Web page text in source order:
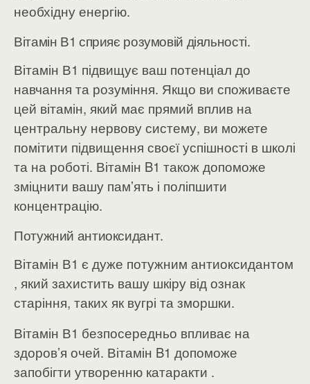
необхідну енергію.
Вітамін В1 сприяє розумовій діяльності.
Вітамін В1 підвищує ваш потенціал до
навчання та розуміння. Якщо ви споживаєте
цей вітамін, який має прямий вплив на
центральну нервову систему, ви можете
помітити підвищення своєї успішності в школі
та на роботі. Вітамін B1 також допоможе
зміцнити вашу пам’ять і поліпшити
концентрацію.
Потужний антиоксидант.
Вітамін В1 є дуже потужним антиоксидантом
, який захистить вашу шкіру від ознак
старіння, таких як вугрі та зморшки.
Вітамін В1 безпосередньо впливає на
здоров’я очей. Вітамін B1 допоможе
запобігти утворенню катаракти .